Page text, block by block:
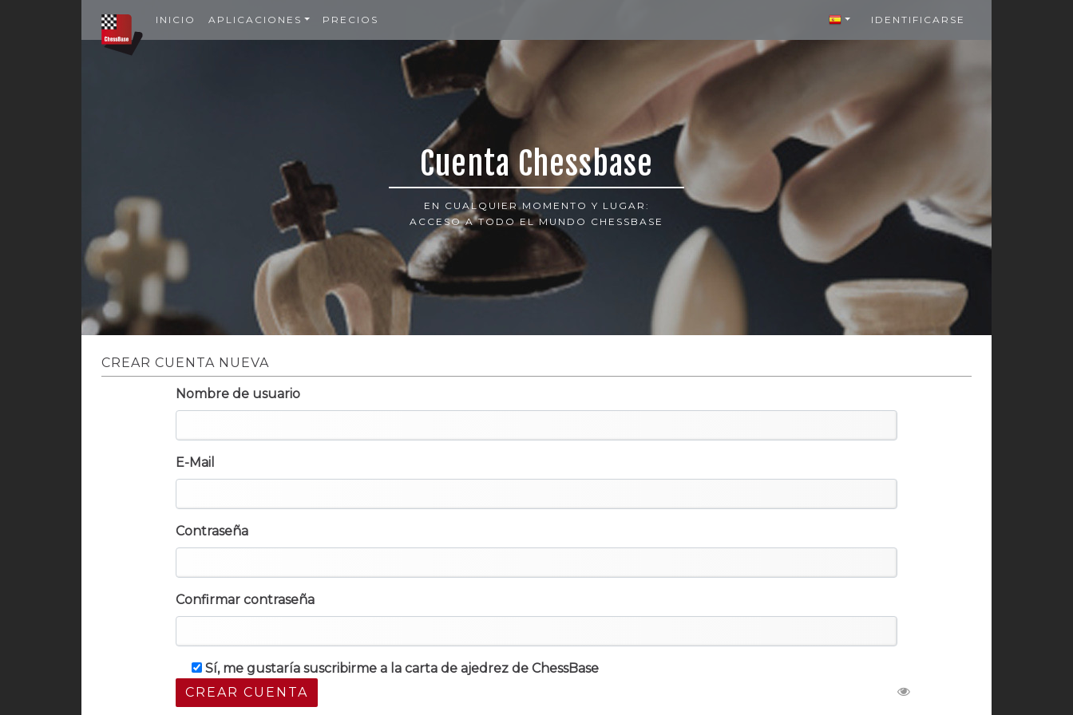
INICIO APLICACIONES PRECIOS IDENTIFICARSE
Cuenta Chessbase
EN CUALQUIER MOMENTO Y LUGAR:
ACCESO A TODO EL MUNDO CHESSBASE
CREAR CUENTA NUEVA
Nombre de usuario
E-Mail
Contraseña
Confirmar contraseña
Sí, me gustaría suscribirme a la carta de ajedrez de ChessBase
CREAR CUENTA